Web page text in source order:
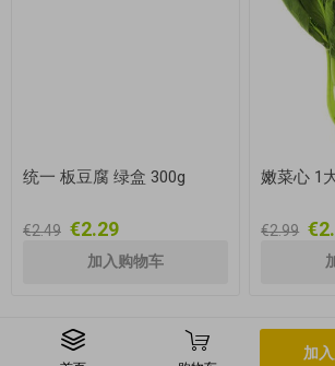
统一 板豆腐 绿盒 300g
€2.49 €2.29
嫩菜心 1
€2.99
加